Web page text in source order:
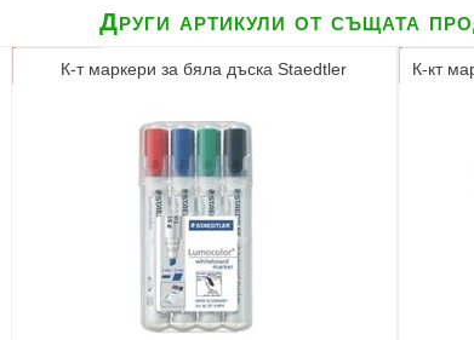
Други артикули от същата
К-т маркери за бяла дъска Staedtler К-кт